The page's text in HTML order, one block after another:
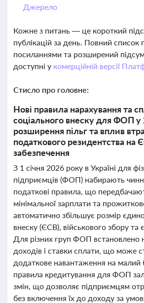
Джерело
Кожне з питань — це короткий
публікацій за день. Повний
посиланнями та розширений
доступні у комерційній версії
Стисло про головне:
Нові правила нарахування та
соціального внеску для ФОП у
розширення пільг та вплив
податкового резидентства на
забезпечення
З 1 січня 2026 року в Україні для
підприємців (ФОП) набирають
податкові правила, що
мінімальної зарплати та
автоматично збільшує розмір
внеску (ЄСВ), військового збору та
Для різних груп ФОП встановлено
доходів і ставки сплати, що може
додаткове навантаження на малий
правила кредитування для ФОП
змін, що дозволяє підприємцям
без включення їх до доходу за